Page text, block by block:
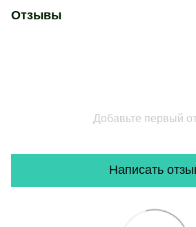
Отзывы
Добавьте первый
Написать